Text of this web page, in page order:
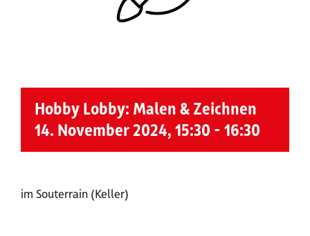
Hobby Lobby: Malen & Zeichnen
14. November 2024, 15:30 - 16:30
im Souterrain (Keller)